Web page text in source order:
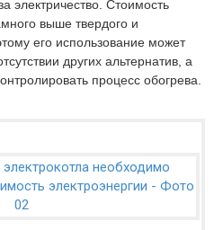
электричество. Стоимость
выше твердого и
его использование может
других альтернатив, а
процесс обогрева.